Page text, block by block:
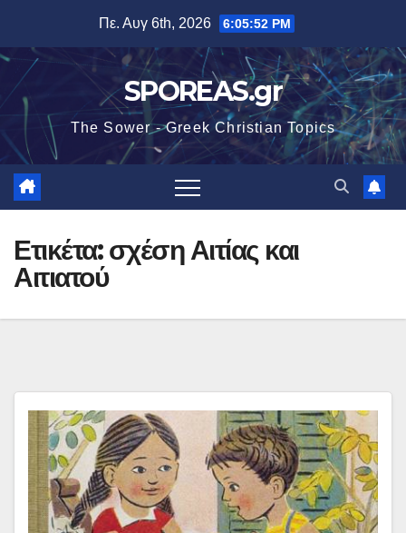
περιεχόμενο
Πε. Αυγ 6th, 2026 6:05:52 PM
SPOREAS.gr
The Sower - Greek Christian Topics
Ετικέτα:σχέση Αιτίας και
Αιτιατού